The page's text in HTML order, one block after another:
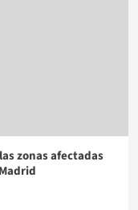
zonas afectadas